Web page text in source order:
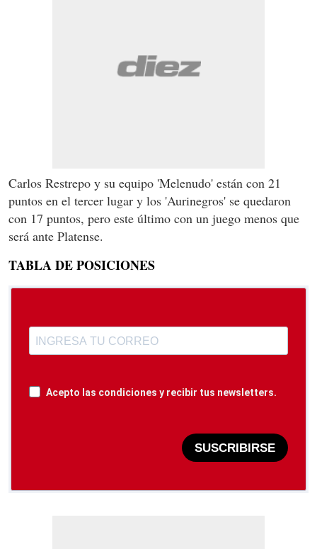
Carlos Restrepo y su equipo 'Melenudo' están con 21
puntos en el tercer lugar y los 'Aurinegros' se quedaron
con 17 puntos, pero este último con un juego menos que
será ante Platense.
TABLA DE POSICIONES
Acepto las condiciones y recibir tus newsletters.
SUSCRIBIRSE